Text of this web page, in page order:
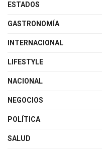
ESTADOS
GASTRONOMÍA
INTERNACIONAL
LIFESTYLE
NACIONAL
NEGOCIOS
POLÍTICA
SALUD